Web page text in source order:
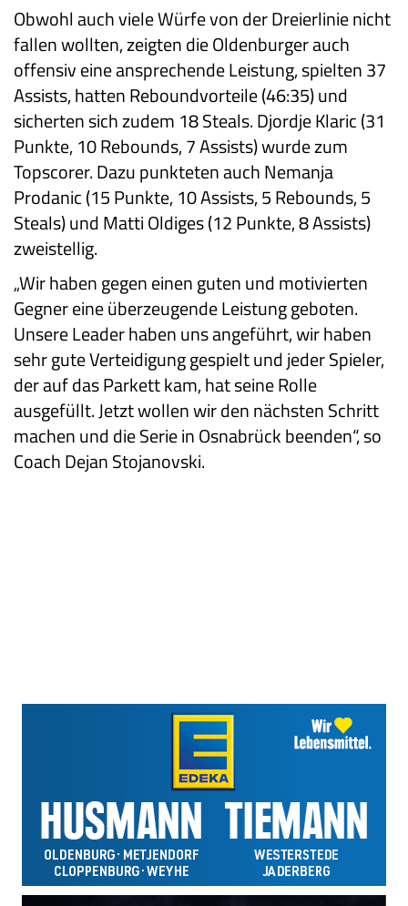
Obwohl auch viele Würfe von der Dreierlinie nicht
fallen wollten, zeigten die Oldenburger auch
offensiv eine ansprechende Leistung, spielten 37
Assists, hatten Reboundvorteile (46:35) und
sicherten sich zudem 18 Steals. Djordje Klaric (31
Punkte, 10 Rebounds, 7 Assists) wurde zum
Topscorer. Dazu punkteten auch Nemanja
Prodanic (15 Punkte, 10 Assists, 5 Rebounds, 5
Steals) und Matti Oldiges (12 Punkte, 8 Assists)
zweistellig.
„Wir haben gegen einen guten und motivierten
Gegner eine überzeugende Leistung geboten.
Unsere Leader haben uns angeführt, wir haben
sehr gute Verteidigung gespielt und jeder Spieler,
der auf das Parkett kam, hat seine Rolle
ausgefüllt. Jetzt wollen wir den nächsten Schritt
machen und die Serie in Osnabrück beenden“, so
Coach Dejan Stojanovski.